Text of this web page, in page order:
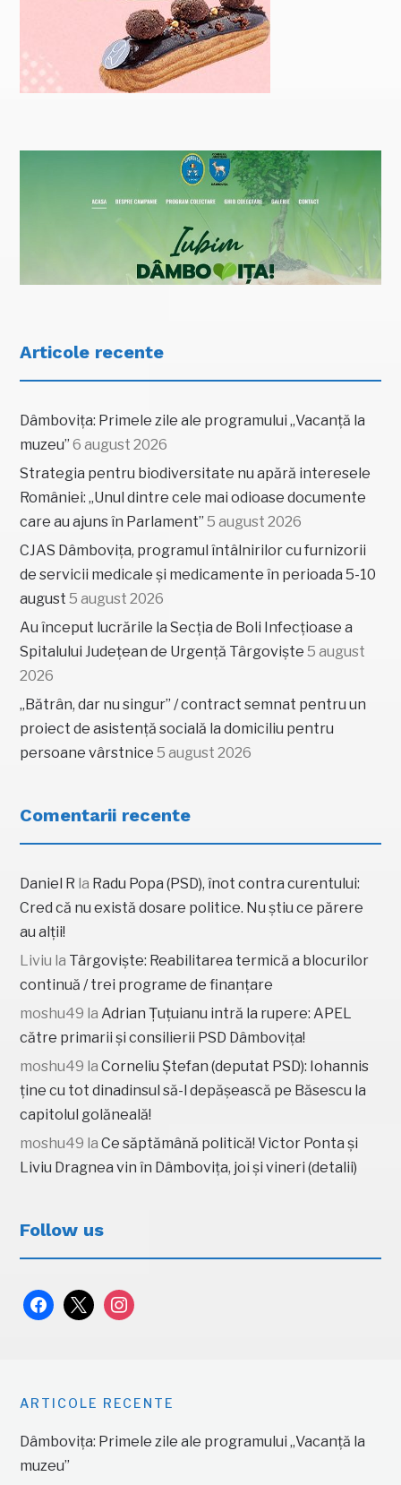
Articole recente
Dâmbovița: Primele zile ale programului „Vacanță la
muzeu” 6 august 2026
Strategia pentru biodiversitate nu apără interesele
României: „Unul dintre cele mai odioase documente
care au ajuns în Parlament” 5 august 2026
CJAS Dâmbovița, programul întâlnirilor cu furnizorii
de servicii medicale și medicamente în perioada 5-10
august 5 august 2026
Au început lucrările la Secția de Boli Infecțioase a
Spitalului Județean de Urgență Târgoviște 5 august
2026
„Bătrân, dar nu singur” / contract semnat pentru un
proiect de asistență socială la domiciliu pentru
persoane vârstnice 5 august 2026
Comentarii recente
Daniel R la Radu Popa (PSD), înot contra curentului:
Cred că nu există dosare politice. Nu știu ce părere
au alții!
Liviu la Târgoviște: Reabilitarea termică a blocurilor
continuă / trei programe de finanțare
moshu49 laAdrian Țuțuianu intră la rupere: APEL
către primarii și consilierii PSD Dâmbovița!
moshu49 laCorneliu Ștefan (deputat PSD): Iohannis
ține cu tot dinadinsul să-l depășească pe Băsescu la
capitolul golăneală!
moshu49 laCe săptămână politică! Victor Ponta și
Liviu Dragnea vin în Dâmbovița, joi și vineri (detalii)
Follow us
facebook
x instagram
ARTICOLE RECENTE
Dâmbovița: Primele zile ale programului „Vacanță la
muzeu”